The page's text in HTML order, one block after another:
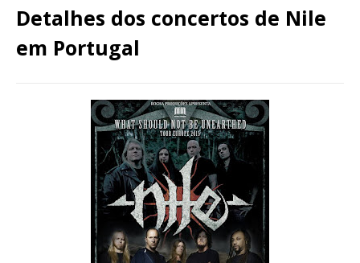
Detalhes dos concertos de Nile
em Portugal